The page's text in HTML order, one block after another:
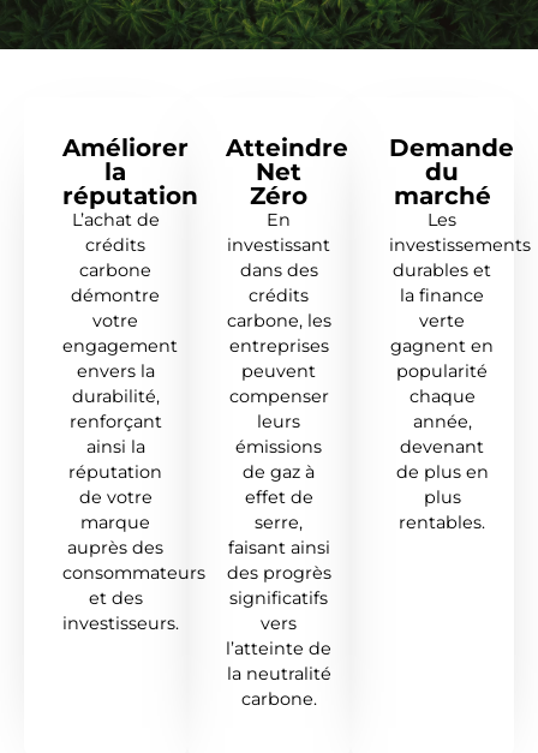
Améliorer
la
réputation
L’achat de
crédits
carbone
démontre
votre
engagement
envers la
durabilité,
renforçant
ainsi la
réputation
de votre
marque
auprès des
consommateurs
et des
investisseurs.
Atteindre
Net
Zéro
En
investissant
dans des
crédits
carbone, les
entreprises
peuvent
compenser
leurs
émissions
de gaz à
effet de
serre,
faisant ainsi
des progrès
significatifs
vers
l’atteinte de
la neutralité
carbone.
Demande
du
marché
Les
investissements
durables et
la finance
verte
gagnent en
popularité
chaque
année,
devenant
de plus en
plus
rentables.